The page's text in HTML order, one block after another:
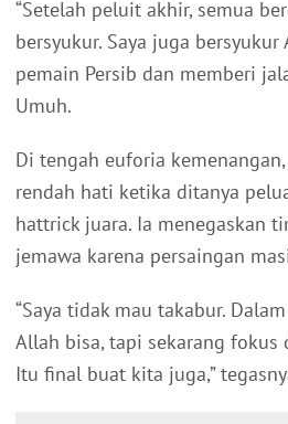
“Setelah peluit akhir, semua
bersyukur. Saya juga
pemain Persib dan memberi
Umuh.
Di tengah euforia
rendah hati ketika ditanya
hattrick juara. Ia menegaskan
jemawa karena persaingan
“Saya tidak mau takabur.
Allah bisa, tapi sekarang fokus
Itu final buat kita juga,”